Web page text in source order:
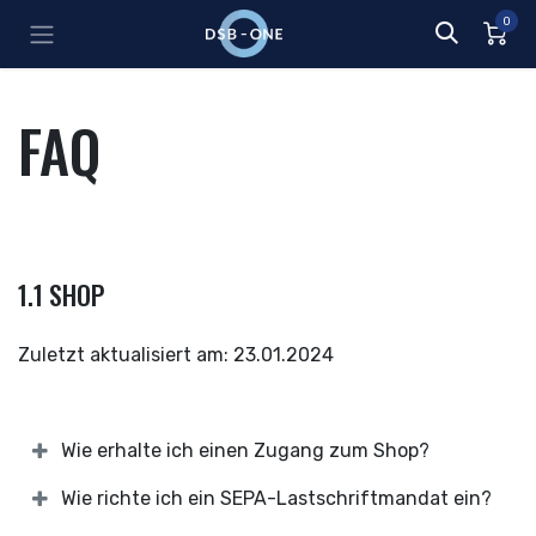
0
FAQ
1.1 SHOP
Zuletzt aktualisiert am: 23.01.2024
Wie erhalte ich einen Zugang zum Shop?
Wie richte ich ein SEPA-Lastschriftmandat ein?